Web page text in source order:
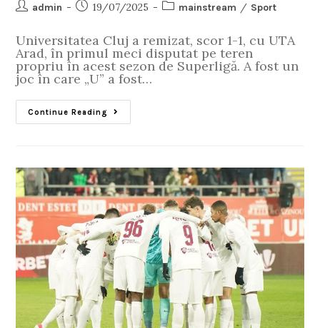
admin 19/07/2025 mainstream / Sport
Universitatea Cluj a remizat, scor 1-1, cu UTA
Arad, în primul meci disputat pe teren
propriu în acest sezon de Superligă. A fost un
joc în care „U” a fost…
Continue Reading